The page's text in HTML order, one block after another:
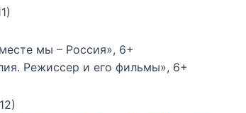
мы – Россия», 6+
Режиссер и его фильмы», 6+